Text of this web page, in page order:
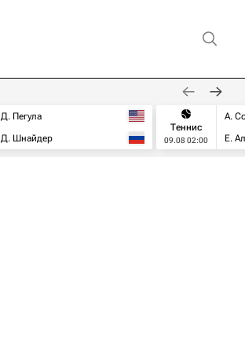
Д. Пегула
Д. Шнайдер
Теннис
09.08 02:00
А.
Е.